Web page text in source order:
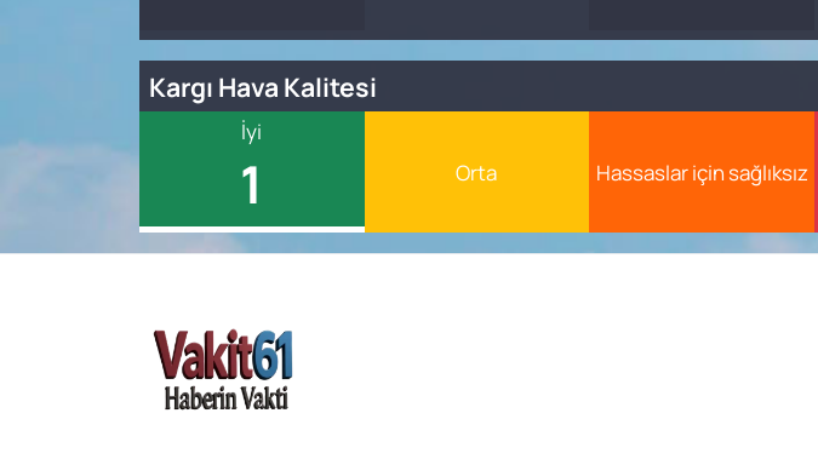
Kargı Hava Kalitesi
İyi
1 Orta Hassaslar için sağlıksız